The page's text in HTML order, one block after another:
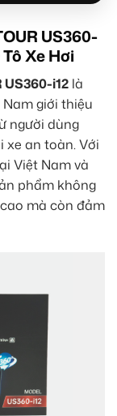
US360-
Xe Hơi
i12 là
giới thiệu
người dùng
xe an toàn. Với
Việt Nam và
phẩm không
mà còn đảm